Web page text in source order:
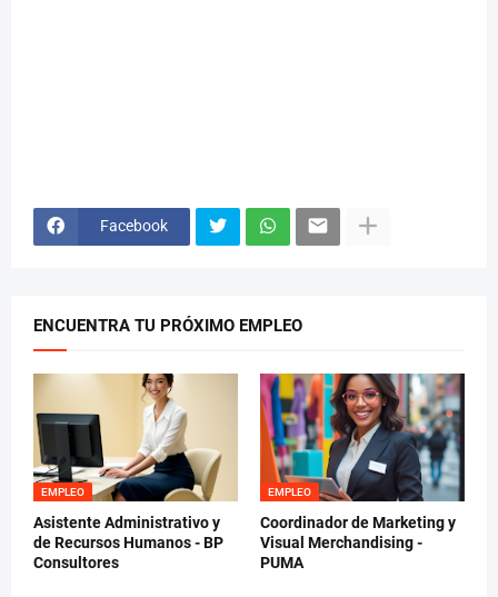
Facebook
ENCUENTRA TU PRÓXIMO EMPLEO
EMPLEO
Asistente Administrativo y
de Recursos Humanos - BP
Consultores
EMPLEO
Coordinador de Marketing y
Visual Merchandising -
PUMA